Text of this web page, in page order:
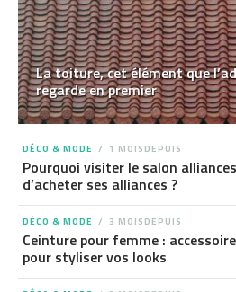
La toiture, cet élément que
regarde en premier
DÉCO & MODE 1 MOISDEPUIS
Pourquoi visiter le salon
d’acheter ses alliances ?
DÉCO & MODE 3 MOISDEPUIS
Ceinture pour femme :
pour styliser vos looks